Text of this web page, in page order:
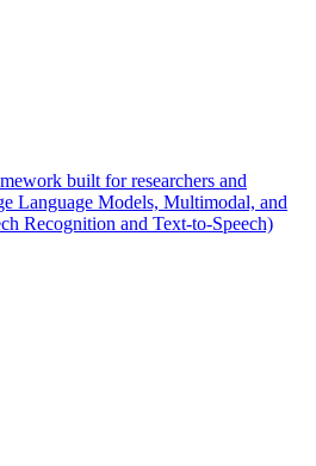
built for researchers and
Language Models, Multimodal, and
Recognition and Text-to-Speech)